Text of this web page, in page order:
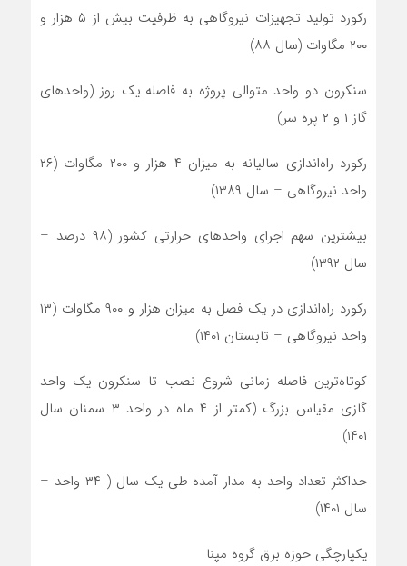
رکورد تولید تجهیزات نیروگاهی به ظرفیت بیش از ۵ هزار و
۲۰۰ مگاوات (سال ۸۸)
سنکرون دو واحد متوالی پروژه به فاصله یک روز (واحدهای
گاز ۱ و ۲ پره سر)
رکورد راه‌اندازی سالیانه به میزان ۴ هزار و ۲۰۰ مگاوات (۲۶
واحد نیروگاهی – سال ۱۳۸۹)
بیشترین سهم اجرای واحدهای حرارتی کشور (۹۸ درصد –
سال ۱۳۹۲)
رکورد راه‌اندازی در یک فصل به میزان هزار و ۹۰۰ مگاوات (۱۳
واحد نیروگاهی – تابستان ۱۴۰۱)
کوتاه‌ترین فاصله زمانی شروع نصب تا سنکرون یک واحد
گازی مقیاس بزرگ (کمتر از ۴ ماه در واحد ۳ سمنان سال
۱۴۰۱)
حداکثر تعداد واحد به مدار آمده طی یک سال ( ۳۴ واحد –
سال ۱۴۰۱)
یکپارچگی حوزه برق گروه مپنا